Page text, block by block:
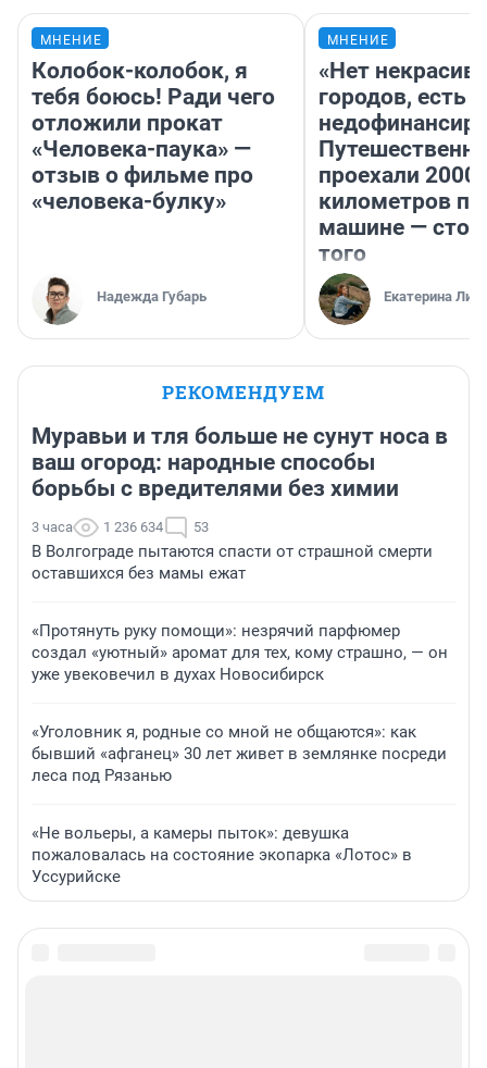
МНЕНИЕ
Колобок-колобок, я
тебя боюсь! Ради чего
отложили прокат
«Человека-паука» —
отзыв о фильме про
«человека-булку»
Надежда Губарь
МНЕНИЕ
«Нет
городов, есть
проехали 2000
километров по
машине —
того
Екатерина
РЕКОМЕНДУЕМ
Муравьи и тля больше не сунут носа в
ваш огород: народные способы
борьбы с вредителями без химии
3 часа 1 236 634 53
В Волгограде пытаются спасти от страшной смерти
оставшихся без мамы ежат
«Протянуть руку помощи»: незрячий парфюмер
создал «уютный» аромат для тех, кому страшно, — он
уже увековечил в духах Новосибирск
«Уголовник я, родные со мной не общаются»: как
бывший «афганец» 30 лет живет в землянке посреди
леса под Рязанью
«Не вольеры, а камеры пыток»: девушка
пожаловалась на состояние экопарка «Лотос» в
Уссурийске